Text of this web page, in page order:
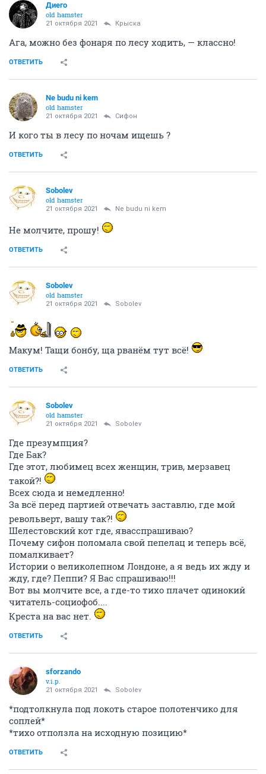
Диего
old hamster
21 октября 2021 Крыска
Ага, можно без фонаря по лесу ходить, — классно!
ОТВЕТИТЬ
Ne budu ni kem
old hamster
21 октября 2021 Сифон
И кого ты в лесу по ночам ищешь ?
ОТВЕТИТЬ
Sobolev
old hamster
21 октября 2021 Ne budu ni kem
Не молчите, прошу!
ОТВЕТИТЬ
Sobolev
old hamster
21 октября 2021 Sobolev
Макум! Тащи бонбу, ща рванём тут всё!
ОТВЕТИТЬ
Sobolev
old hamster
21 октября 2021 Sobolev
Где презумпция?
Где Бак?
Где этот, любимец всех женщин, трив, мерзавец
такой?!
Всех сюда и немедленно!
За всё перед партией отвечать заставлю, где мой
револьверт, вашу так?!
Шелестовский кот где, явасспрашиваю?
Почему сифон поломала свой пепелац и теперь всё,
помалкивает?
Истории о великолепном Лондоне, а я ведь их жду и
жду, где? Пеппи? Я Вас спрашиваю!!!
Вот вы молчите все, а где-то тихо плачет одинокий
читатель-социофоб....
Креста на вас нет.
ОТВЕТИТЬ
sforzando
v.i.p.
21 октября 2021 Sobolev
*подтолкнула под локоть старое полотенчико для
соплей*
*тихо отползла на исходную позицию*
ОТВЕТИТЬ